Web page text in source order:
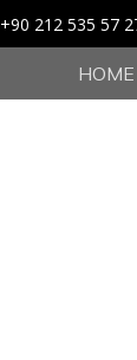
+90 212 535 57